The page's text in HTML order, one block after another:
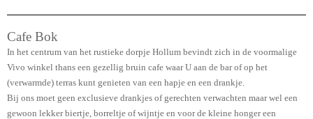
Cafe Bok
In het centrum van het rustieke dorpje Hollum bevindt zich in de voormalige
Vivo winkel thans een gezellig bruin cafe waar U aan de bar of op het
(verwarmde) terras kunt genieten van een hapje en een drankje.
Bij ons moet geen exclusieve drankjes of gerechten verwachten maar wel een
gewoon lekker biertje, borreltje of wijntje en voor de kleine honger een